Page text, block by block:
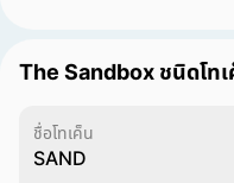
The Sandbox ชนิดโท
ชื่อโทเค็น
SAND